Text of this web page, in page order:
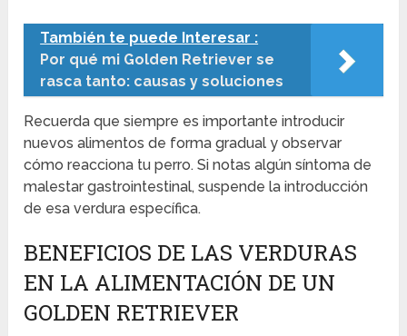
También te puede Interesar :
Por qué mi Golden Retriever se
rasca tanto: causas y soluciones
Recuerda que siempre es importante introducir
nuevos alimentos de forma gradual y observar
cómo reacciona tu perro. Si notas algún síntoma de
malestar gastrointestinal, suspende la introducción
de esa verdura específica.
BENEFICIOS DE LAS VERDURAS
EN LA ALIMENTACIÓN DE UN
GOLDEN RETRIEVER